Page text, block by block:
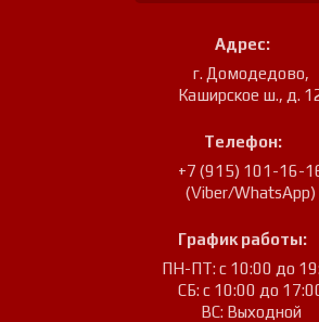
Адрес:
г. Домодедово,
Каширское ш., д.
Телефон:
+7 (915) 101-16-
(Viber/WhatsApp)
График работы:
ПН-ПТ: с 10:00 до
СБ: с 10:00 до
ВС: Выходной